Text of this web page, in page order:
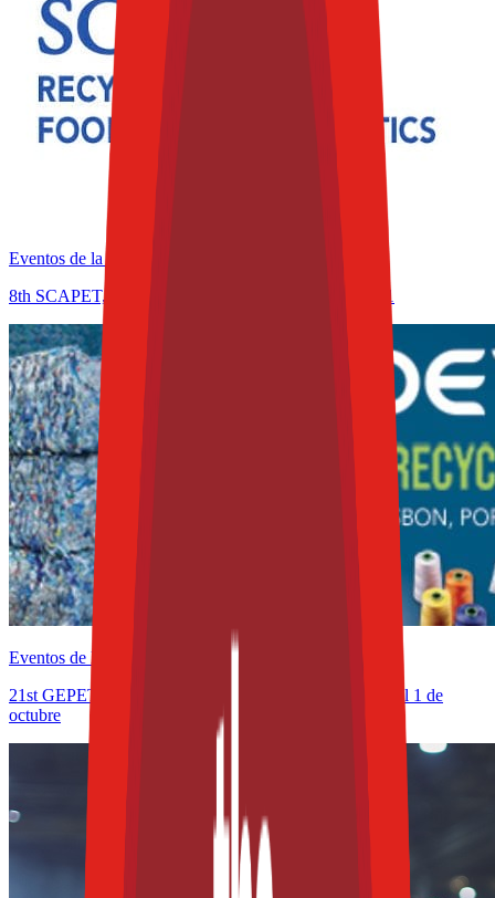
Eventos de la industria pasados
8th SCAPET, Recycling & Food Contact Plastics 2021
Eventos de la industria pasados
21st GEPET Polyester & Recycling - 30 de septiembre al 1 de
octubre